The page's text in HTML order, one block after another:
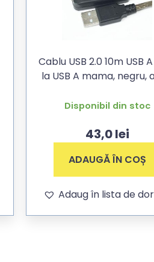
Cablu USB 2.0 10m USB
la USB A mama, negru,
Disponibil din stoc
43,0lei
ADAUGĂ ÎN COȘ
Adaug în lista de